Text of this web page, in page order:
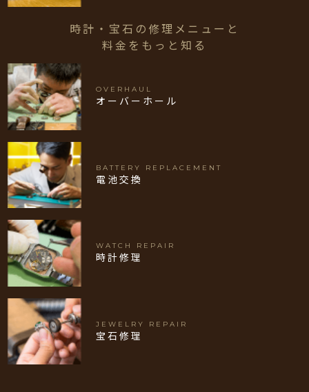
時計・宝石の修理メニューと
料金をもっと知る
OVERHAUL
オーバーホール
BATTERY REPLACEMENT
電池交換
WATCH REPAIR
時計修理
JEWELRY REPAIR
宝石修理